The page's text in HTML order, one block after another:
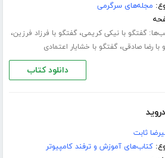
مجله‌های سرگرمی
گفتگو با نیکی کریمی،گفتگو با فرزاد فرزین،
با رضا صادقی،گفتگو با خشایار اعتمادی
دانلود کتاب
ثابت
کتاب‌های آموزش و ترفند کامپیوتر